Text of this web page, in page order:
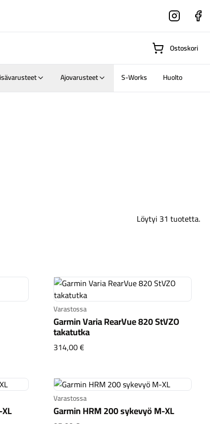
Instagram
Suositut osastot
KaupunkisähköpyörätTarvikkeet
Renkaat Komponentit
Ostoskori
Ajovarusteet S-Works Huolto
Löytyi 31 tuotetta.
pyörätietokone
Varastossa
Garmin Varia RearVue 820 StVZO
takatutka
314,00 €Garmin Varia RearVue 820 StVZO
Varastossa
Garmin HRM 200 sykevyö M-XL